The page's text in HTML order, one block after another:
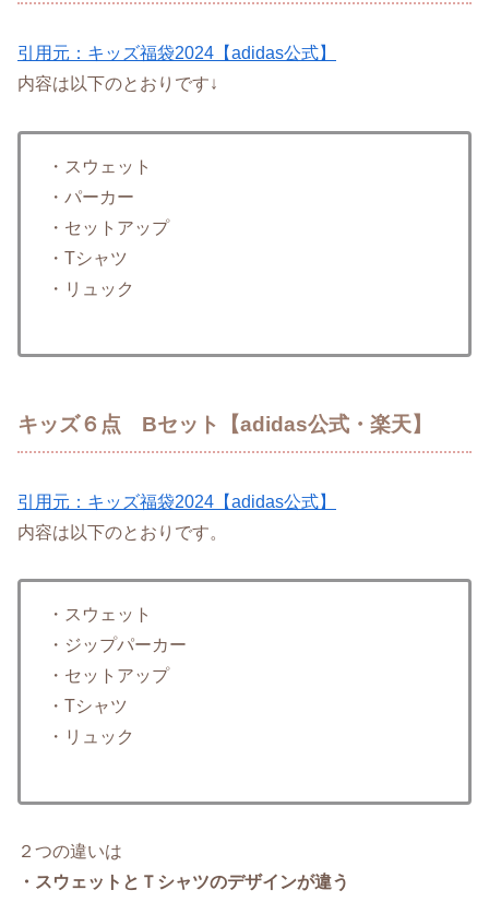
引用元：キッズ福袋2024【adidas公式】
内容は以下のとおりです↓
・スウェット
・パーカー
・セットアップ
・Tシャツ
・リュック
キッズ６点 Bセット【adidas公式・楽天】
引用元：キッズ福袋2024【adidas公式】
内容は以下のとおりです。
・スウェット
・ジップパーカー
・セットアップ
・Tシャツ
・リュック
２つの違いは
・スウェットとＴシャツのデザインが違う